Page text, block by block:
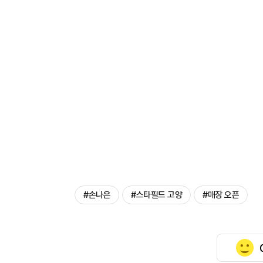
#손나은 #스타필드 고양 #매장 오픈